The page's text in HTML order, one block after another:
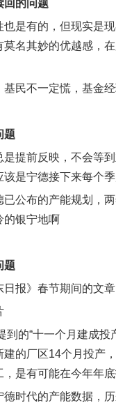
回的问题
也是有的，但现实是
莫名其妙的优越感，
基民不一定慌，基金
题
是提前反映，不会等
该是宁德接下来每个季
已公布的产能规划，
的银宁地啊
题
日报》春节期间的文
到的“十一个月建成
建的厂区14个月投产
是有可能在今年年底
德时代的产能数据，